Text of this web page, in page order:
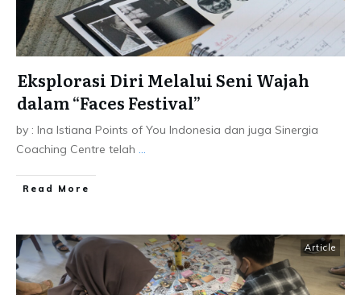
Eksplorasi Diri Melalui Seni Wajah
dalam “Faces Festival”
by : Ina Istiana Points of You Indonesia dan juga Sinergia
Coaching Centre telah ...
Read More
Article